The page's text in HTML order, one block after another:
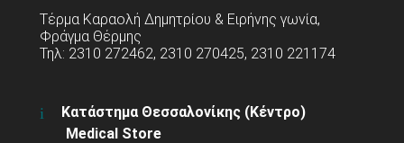
Τέρμα Καραολή Δημητρίου & Ειρήνης γωνία,
Φράγμα Θέρμης
Τηλ: 2310 272462, 2310 270425, 2310 221174
Κατάστημα Θεσσαλονίκης (Κέντρο)
Medical Store